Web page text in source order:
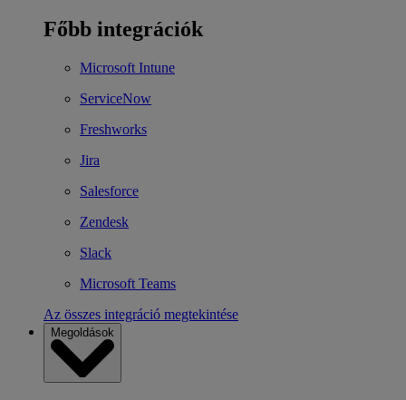
Főbb integrációk
Microsoft Intune
ServiceNow
Freshworks
Jira
Salesforce
Zendesk
Slack
Microsoft Teams
Az összes integráció megtekintése
Megoldások